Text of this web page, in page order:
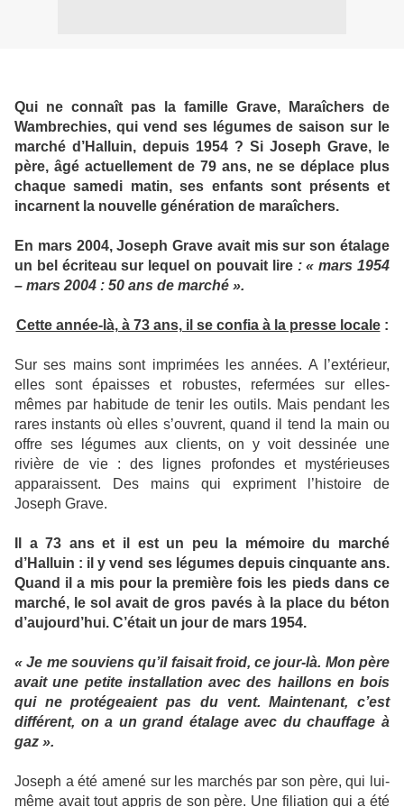
Qui ne connaît pas la famille Grave, Maraîchers de
Wambrechies, qui vend ses légumes de saison sur le
marché d’Halluin, depuis 1954 ? Si Joseph Grave, le
père, âgé actuellement de 79 ans, ne se déplace plus
chaque samedi matin, ses enfants sont présents et
incarnent la nouvelle génération de maraîchers.
En mars 2004, Joseph Grave avait mis sur son étalage
un bel écriteau sur lequel on pouvait lire : « mars 1954
– mars 2004 : 50 ans de marché ».
Cette année-là, à 73 ans, il se confia à la presse locale:
Sur ses mains sont imprimées les années. A l’extérieur,
elles sont épaisses et robustes, refermées sur elles-
mêmes par habitude de tenir les outils. Mais pendant les
rares instants où elles s’ouvrent, quand il tend la main ou
offre ses légumes aux clients, on y voit dessinée une
rivière de vie : des lignes profondes et mystérieuses
apparaissent. Des mains qui expriment l’histoire de
Joseph Grave.
Il a 73 ans et il est un peu la mémoire du marché
d’Halluin : il y vend ses légumes depuis cinquante ans.
Quand il a mis pour la première fois les pieds dans ce
marché, le sol avait de gros pavés à la place du béton
d’aujourd’hui. C’était un jour de mars 1954.
« Je me souviens qu’il faisait froid, ce jour-là. Mon père
avait une petite installation avec des haillons en bois
qui ne protégeaient pas du vent. Maintenant, c’est
différent, on a un grand étalage avec du chauffage à
gaz ».
Joseph a été amené sur les marchés par son père, qui lui-
même avait tout appris de son père. Une filiation qui a été